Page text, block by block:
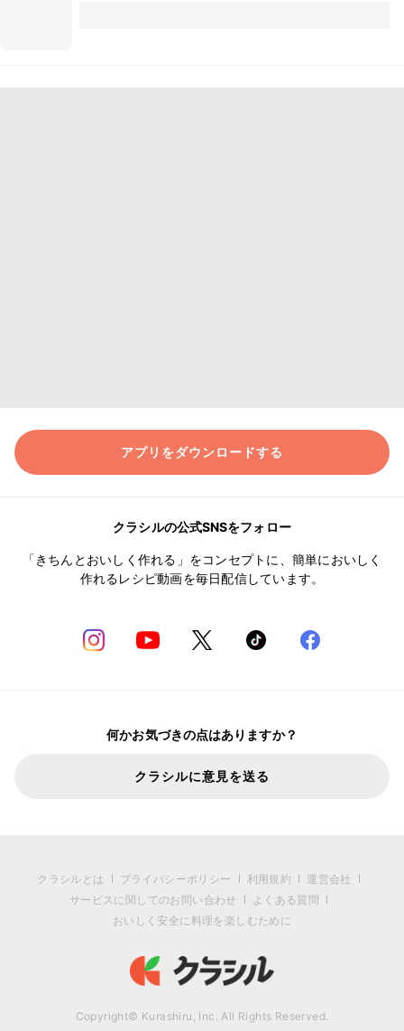
アプリをダウンロードする
クラシルの公式SNSをフォロー
「きちんとおいしく作れる」をコンセプトに、簡単においしく
作れるレシピ動画を毎日配信しています。
何かお気づきの点はありますか？
クラシルに意見を送る
クラシルとは プライバシーポリシー 利用規約
運営会社
サービスに関してのお問い合わせ
よくある質問
おいしく安全に料理を楽しむために
Copyright© Kurashiru, Inc. All Rights Reserved.